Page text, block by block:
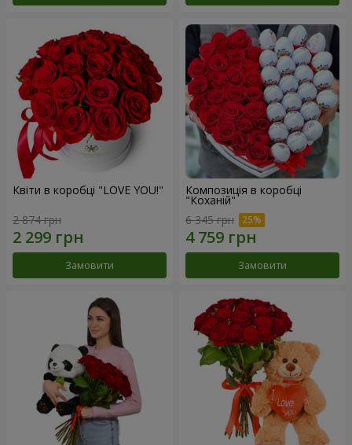
Квіти в коробці "LOVE YOU!"
2 874 грн
Замовити
Композиція в коробці
"Коханій"
6 345 грн
Замовити